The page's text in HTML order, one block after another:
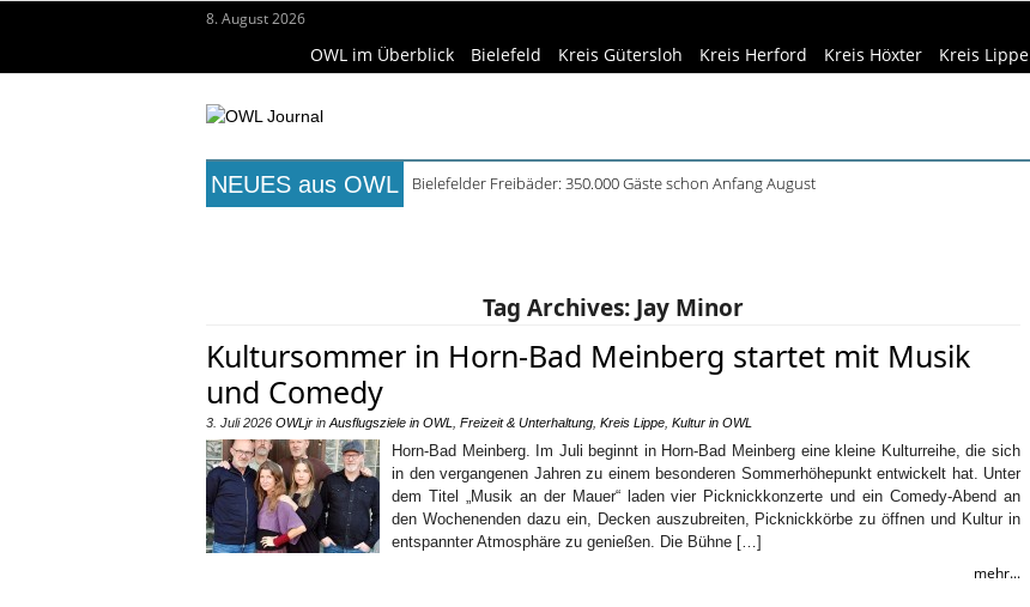
8. August 2026
OWL im Überblick Bielefeld Kreis Gütersloh Kreis Herford Kreis Höxter Kreis Lippe
NEUES aus OWL
Bielefelder Freibäder: 350.000 Gäste schon Anfang August
Tag Archives: Jay Minor
Kultursommer in Horn-Bad Meinberg startet mit Musik
und Comedy
3. Juli 2026 OWLjr in Ausflugsziele in OWL Freizeit & Unterhaltung Kreis Lippe Kultur in OWL
Horn-Bad Meinberg. Im Juli beginnt in Horn-Bad Meinberg eine kleine Kulturreihe, die sich
in den vergangenen Jahren zu einem besonderen Sommerhöhepunkt entwickelt hat. Unter
dem Titel „Musik an der Mauer“ laden vier Picknickkonzerte und ein Comedy-Abend an
den Wochenenden dazu ein, Decken auszubreiten, Picknickkörbe zu öffnen und Kultur in
entspannter Atmosphäre zu genießen. Die Bühne […]
mehr...